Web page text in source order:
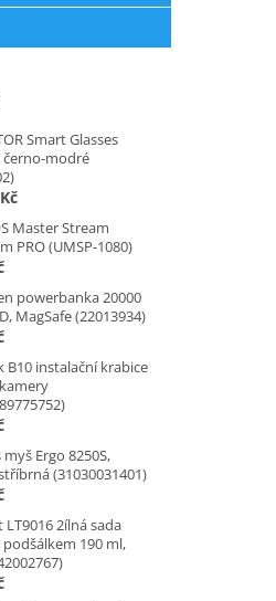
Smart Glasses
černo-modré
Master Stream
PRO (UMSP-1080)
powerbanka 20000
MagSafe (22013934)
B10 instalační krabice
Ergo 8250S,
(31030031401)
LT9016 2ílná sada
podšálkem 190 ml,